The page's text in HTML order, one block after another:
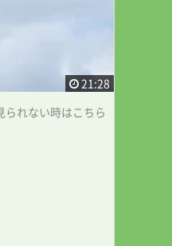
21:28
られない時はこちら